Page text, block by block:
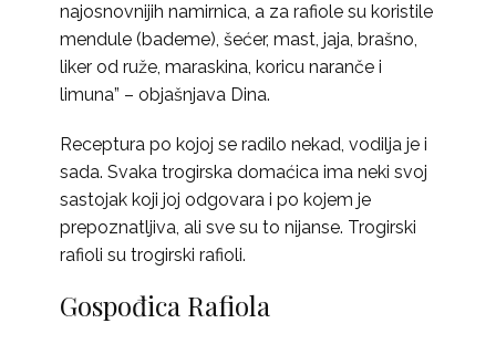
najosnovnijih namirnica, a za rafiole su koristile
mendule (bademe), šećer, mast, jaja, brašno,
liker od ruže, maraskina, koricu naranče i
limuna” – objašnjava Dina.
Receptura po kojoj se radilo nekad, vodilja je i
sada. Svaka trogirska domaćica ima neki svoj
sastojak koji joj odgovara i po kojem je
prepoznatljiva, ali sve su to nijanse. Trogirski
rafioli su trogirski rafioli.
Gospođica Rafiola